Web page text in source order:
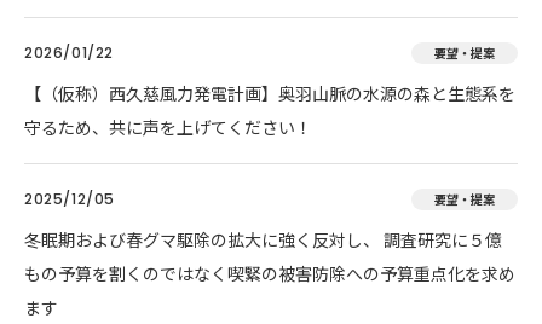
2026/01/22 要望・提案
【（仮称）西久慈風力発電計画】奥羽山脈の水源の森と生態系を
守るため、共に声を上げてください！
2025/12/05 要望・提案
冬眠期および春グマ駆除の拡大に強く反対し、 調査研究に５億
もの予算を割くのではなく喫緊の被害防除への予算重点化を求め
ます